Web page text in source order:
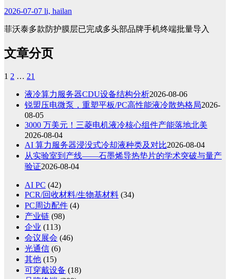
2026-07-07 li, hailan
菲沃泰多款防护膜层已完成多头部品牌手机终端批量导入
文章分页
1 2 … 21
液冷算力服务器CDU设备结构分析2026-08-06
锐盟压电微泵，重塑平板/PC高性能液冷散热格局2026-
08-05
3000 万美元！三菱电机液冷核心组件产能落地北美
2026-08-04
AI 算力服务器浸没式冷却液种类及对比2026-08-04
从实验室到产线——石墨烯导热垫片的学术突破与量产
验证2026-08-04
AI PC (42)
PCR/回收材料/生物基材料 (34)
PC周边配件 (4)
产业链 (98)
企业 (113)
会议展会 (46)
光通信 (6)
其他 (15)
可穿戴设备 (18)